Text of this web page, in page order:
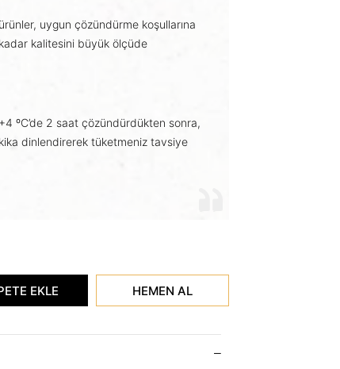
uygun çözündürme koşullarına
kalitesini büyük ölçüde
ºC’de 2 saat çözündürdükten sonra,
dinlendirerek tüketmeniz tavsiye